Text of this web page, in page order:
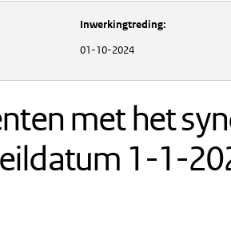
en beleidsontwikkeling
Inwerkingtreding:
01-10-2024
met het
1-1-